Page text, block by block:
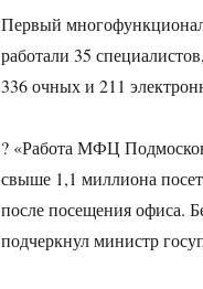
Первый
работали 35
336 очных и 211
? «Работа МФЦ
свыше 1,1 миллиона
после посещения офиса.
подчеркнул министр